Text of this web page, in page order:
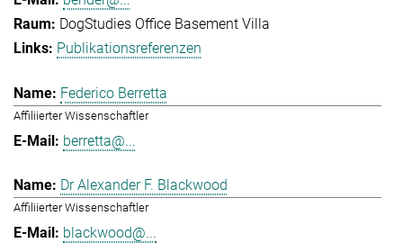
DogStudies Office Basement Villa
Publikationsreferenzen
Federico Berretta
Affiliierter Wissenschaftler
berretta@...
Dr Alexander F. Blackwood
Affiliierter Wissenschaftler
blackwood@...